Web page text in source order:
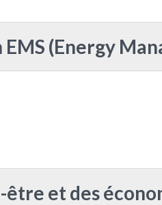
(Energy
être et des